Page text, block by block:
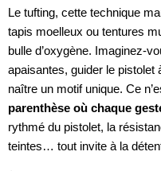
Le tufting, cette technique
tapis moelleux ou tentures
bulle d’oxygène. Imaginez-
apaisantes, guider le pistolet
naître un motif unique. Ce
parenthèse où chaque
rythmé du pistolet, la
teintes… tout invite à la